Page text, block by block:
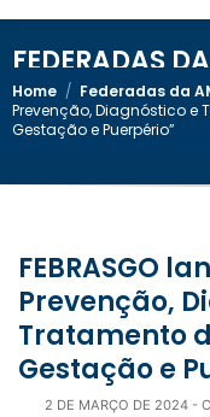
FEDERADAS
Home / Federadas da
Prevenção, Diagnóstico e
Gestação e Puerpério”
FEBRASGO lança “Manual de
Prevenção,
Tratamento
Gestação e
2 DE MARÇO DE 2024 -